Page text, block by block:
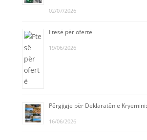
02/07/2026
Ftesë për ofertë
19/06/2026
Përgjigje për Deklaratën e
16/06/2026